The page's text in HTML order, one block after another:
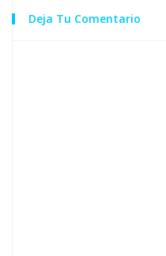
Deja Tu Comentario